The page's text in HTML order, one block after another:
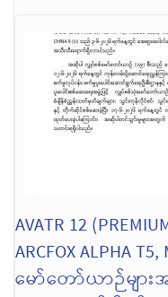
AVATR 12
ARCFOX ALPHA
မော်တော်ယာဉ်မျာ